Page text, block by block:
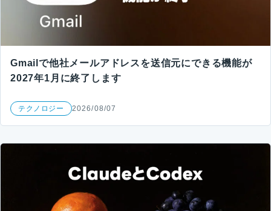
Gmailで他社メールアドレスを送信元にできる機能が
2027年1月に終了します
テクノロジー 2026/08/07